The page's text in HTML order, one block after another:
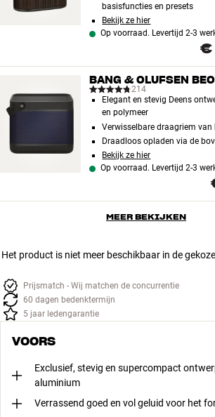
basisfuncties en presets
Bekijk ze hier
Op voorraad. Levertijd 2-3
€
BANG & OLUFSEN
214
Elegant en stevig Deens
en polymeer
Verwisselbare draagriem van
Draadloos opladen via de
Bekijk ze hier
Op voorraad. Levertijd 2-3
MEER BEKIJKEN
Het product is niet meer beschikbaar in de
Prijsmatch - Wij matchen de concurrentie
60 dagen bedenktermijn
5 jaar ledengarantie
VOORS
Exclusief, stevig en supercompact
aluminium
Verrassend goed en vol geluid voor het